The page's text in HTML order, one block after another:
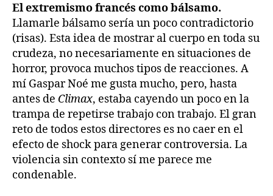
El extremismo francés como bálsamo.
Llamarle bálsamo sería un poco contradictorio
(risas). Esta idea de mostrar al cuerpo en toda su
crudeza, no necesariamente en situaciones de
horror, provoca muchos tipos de reacciones. A
mí Gaspar Noé me gusta mucho, pero, hasta
antes de Climax, estaba cayendo un poco en la
trampa de repetirse trabajo con trabajo. El gran
reto de todos estos directores es no caer en el
efecto de shock para generar controversia. La
violencia sin contexto sí me parece me
condenable.